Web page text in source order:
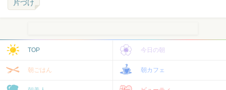
片づけ
TOP 今日の朝
朝ごはん 朝カフェ